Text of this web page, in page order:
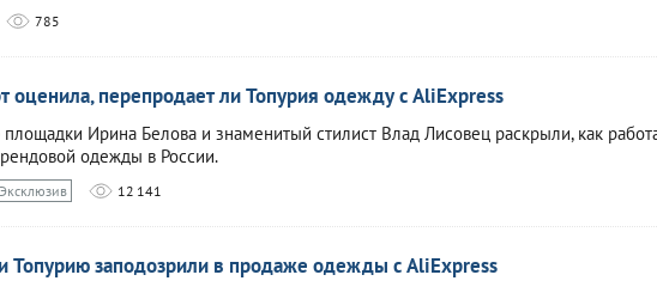
785
оценила, перепродает ли Топурия одежду с AliExpress
Ирина Белова и знаменитый стилист Влад Лисовец раскрыли, как
одежды в России.
Эксклюзив 12 141
Топурию заподозрили в продаже одежды с AliExpress